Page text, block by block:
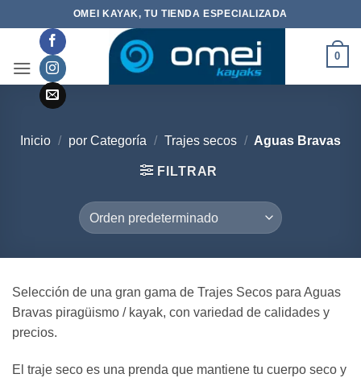
al
contenido
OMEI KAYAK, TU TIENDA ESPECIALIZADA
0
Inicio / por Categoría / Trajes secos / Aguas Bravas
FILTRAR
Selección de una gran gama de Trajes Secos para Aguas
Bravas piragüismo / kayak, con variedad de calidades y
precios.
El traje seco es una prenda que mantiene tu cuerpo seco y